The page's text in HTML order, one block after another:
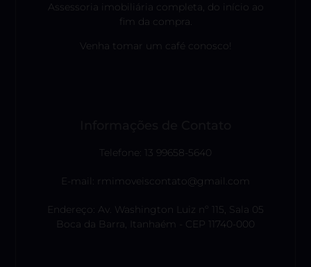
Assessoria imobiliária completa, do início ao
fim da compra.
Venha tomar um café conosco!
Telefone: 13 99658-5640
E-mail: rmimoveiscontato@gmail.com
Endereço: Av. Washington Luiz nº 115, Sala 05
Boca da Barra, Itanhaém - CEP 11740-000